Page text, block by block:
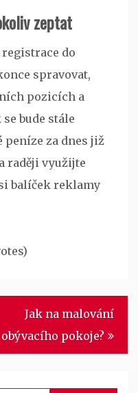
zeptat
registrace do
spravovat,
pozicích a
bude stále
peníze za dnes již
raději využijte
balíček reklamy
Jak na malování
obývacího pokoje?